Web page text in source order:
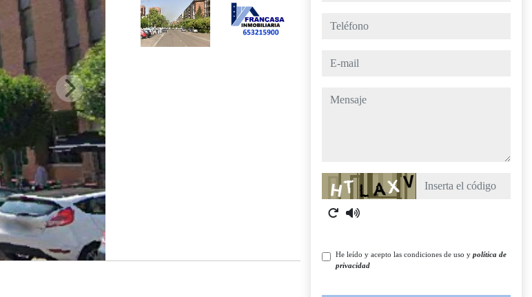
teléfono
e-mail
mensaje
Captcha
He leído y acepto las condiciones de uso y política de
privacidad